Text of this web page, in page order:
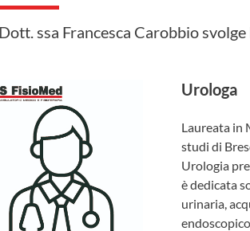
ssa Francesca Carobbio
Urologa
Laureata in
studi di
Urologia
è dedicata
urinaria,